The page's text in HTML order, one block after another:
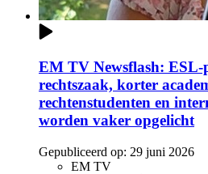
EM TV Newsflash: ESL-
rechtszaak, korter
rechtenstudenten en
worden vaker opgelicht
Gepubliceerd op: 29 juni 2026
EM TV